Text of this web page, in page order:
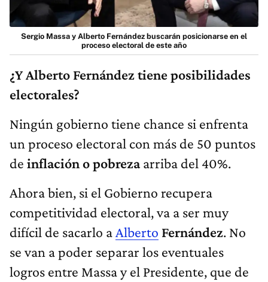
Sergio Massa y Alberto Fernández buscarán posicionarse en el
proceso electoral de este año
¿Y Alberto Fernández tiene posibilidades
electorales?
Ningún gobierno tiene chance si enfrenta
un proceso electoral con más de 50 puntos
de inflación o pobrezaarriba del 40%.
Ahora bien, si el Gobierno recupera
competitividad electoral, va a ser muy
difícil de sacarlo a Alberto Fernández. No
se van a poder separar los eventuales
logros entre Massa y el Presidente, que de